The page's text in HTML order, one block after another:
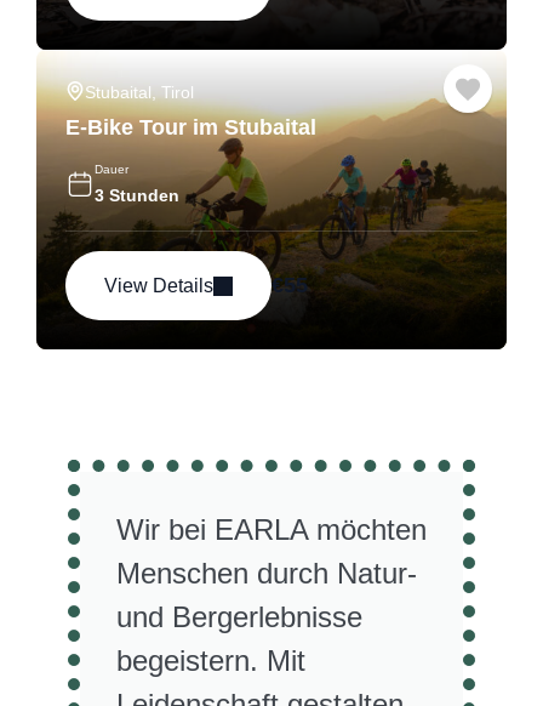
Stubaital, Tirol
E-Bike Tour im Stubaital
Dauer
3 Stunden
View Details €55
Wir bei EARLA möchten
Menschen durch Natur-
und Bergerlebnisse
begeistern. Mit